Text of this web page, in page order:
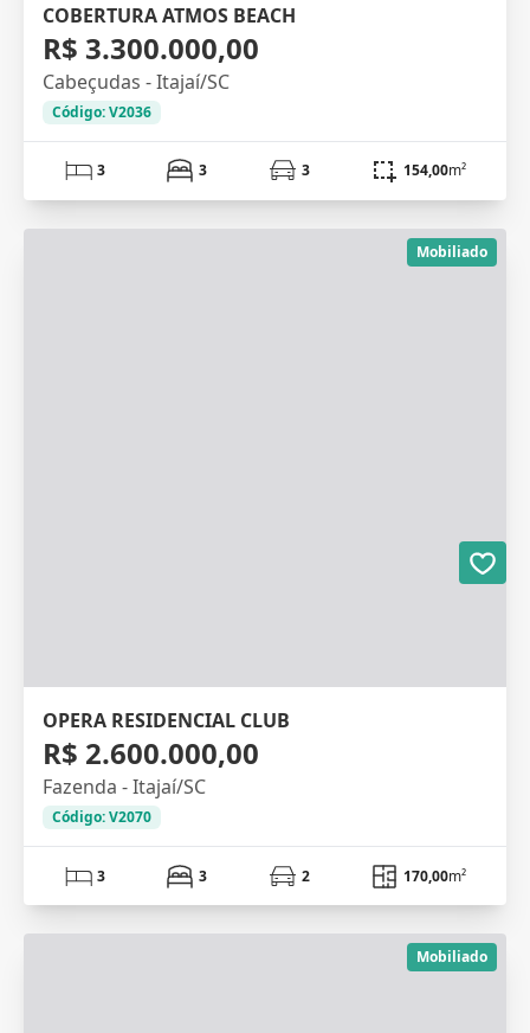
COBERTURA ATMOS BEACH
R$ 3.300.000,00
Cabeçudas - Itajaí/SC
Código: V2036
3 3 3 154,00m²
Mobiliado
OPERA RESIDENCIAL CLUB
R$ 2.600.000,00
Fazenda - Itajaí/SC
Código: V2070
3 3 2 170,00m²
Mobiliado